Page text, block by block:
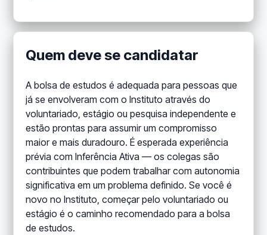
Quem deve se candidatar
A bolsa de estudos é adequada para pessoas que
já se envolveram com o Instituto através do
voluntariado, estágio ou pesquisa independente e
estão prontas para assumir um compromisso
maior e mais duradouro. É esperada experiência
prévia com Inferência Ativa — os colegas são
contribuintes que podem trabalhar com autonomia
significativa em um problema definido. Se você é
novo no Instituto, começar pelo voluntariado ou
estágio é o caminho recomendado para a bolsa
de estudos.